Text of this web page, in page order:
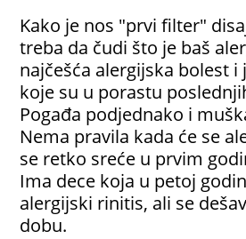
Kako je nos "prvi filter"
treba da čudi što je baš
najčešća alergijska bolest
koje su u porastu
Pogađa podjednako i
Nema pravila kada će se
se retko sreće u prvim
Ima dece koja u petoj
alergijski rinitis, ali se
dobu.